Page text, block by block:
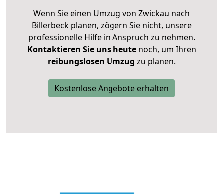
Wenn Sie einen Umzug von Zwickau nach
Billerbeck planen, zögern Sie nicht, unsere
professionelle Hilfe in Anspruch zu nehmen.
Kontaktieren Sie uns heutenoch, um Ihren
reibungslosen Umzug zu planen.
Kostenlose Angebote erhalten